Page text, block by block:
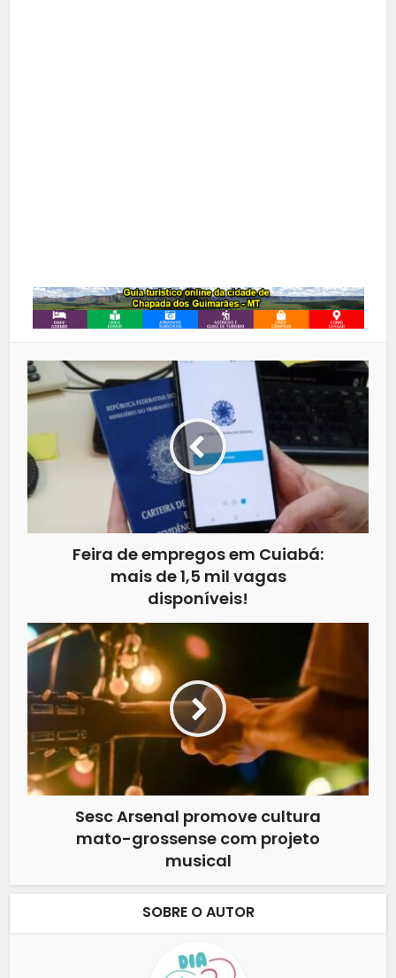
Feira de empregos em Cuiabá:
mais de 1,5 mil vagas
disponíveis!
Sesc Arsenal promove cultura
mato-grossense com projeto
musical
SOBRE O AUTOR